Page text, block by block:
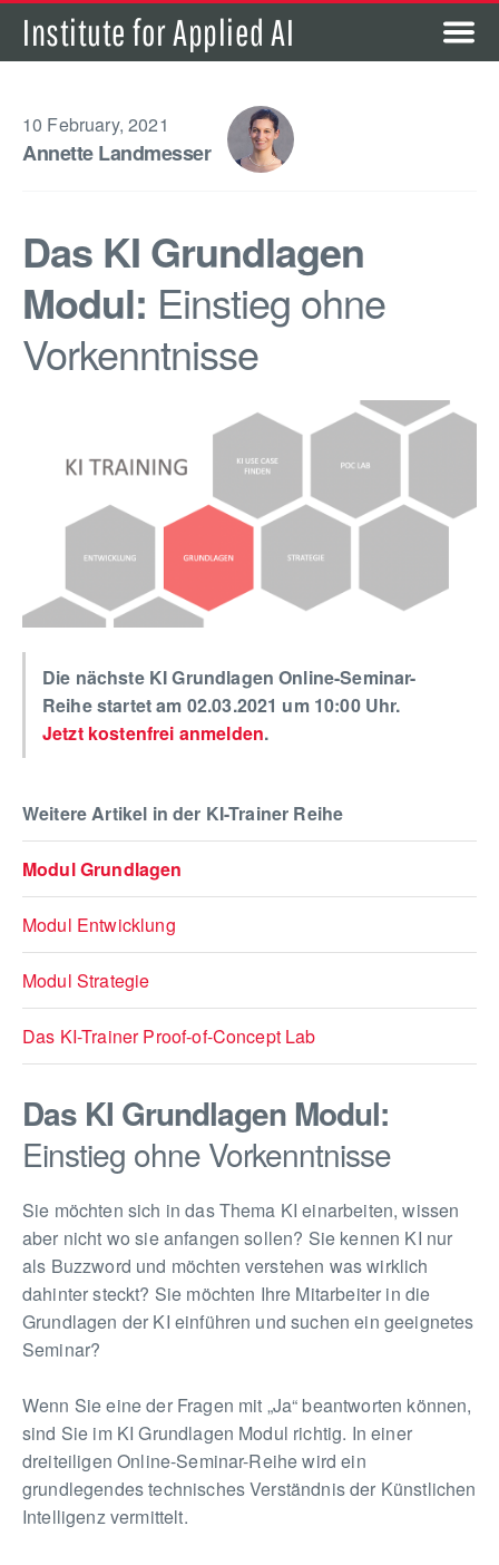
Institute for Applied AI
10 February, 2021
Annette Landmesser
Das KI Grundlagen
Modul: Einstieg ohne
Vorkenntnisse
Die nächste KI Grundlagen Online-Seminar-
Reihe startet am 02.03.2021 um 10:00 Uhr.
Jetzt kostenfrei anmelden.
Weitere Artikel in der KI-Trainer Reihe
Modul Grundlagen
Modul Entwicklung
Modul Strategie
Das KI-Trainer Proof-of-Concept Lab
Das KI Grundlagen Modul:
Einstieg ohne Vorkenntnisse
Sie möchten sich in das Thema KI einarbeiten, wissen
aber nicht wo sie anfangen sollen? Sie kennen KI nur
als Buzzword und möchten verstehen was wirklich
dahinter steckt? Sie möchten Ihre Mitarbeiter in die
Grundlagen der KI einführen und suchen ein geeignetes
Seminar?
Wenn Sie eine der Fragen mit „Ja“ beantworten können,
sind Sie im KI Grundlagen Modul richtig. In einer
dreiteiligen Online-Seminar-Reihe wird ein
grundlegendes technisches Verständnis der Künstlichen
Intelligenz vermittelt.